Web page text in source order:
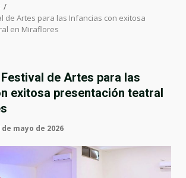
de Artes para las Infancias con exitosa
en Miraflores
de Artes para las
exitosa presentación teatral
de mayo de 2026